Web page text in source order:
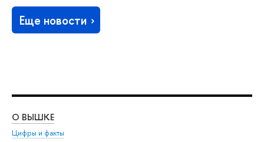
Еще новости
О ВЫШКЕ
Цифры и факты